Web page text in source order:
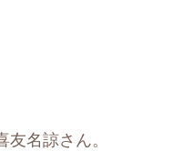
名諒さん。